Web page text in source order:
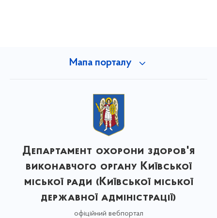
Мапа порталу
Департамент охорони здоров'я
виконавчого органу Київської
міської ради (Київської міської
державної адміністрації)
офіційний вебпортал